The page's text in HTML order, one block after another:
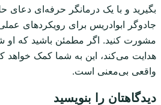
بگیرید و با یک درمانگر حرفه‌ای دعای
جادوگر ابوادریس برای رویکردهای
مشورت کنید. اگر مطمئن باشید که او
هدایت می‌کند، این به شما کمک خواهد
واقعی بی‌معنی است.
دیدگاهتان را بنویسید